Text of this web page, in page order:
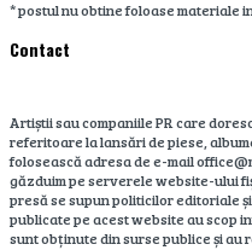
* postul nu obtine foloase materiale
Contact
Artiștii sau companiile PR care
referitoare la lansări de piese,
folosească adresa de e-mail
găzduim pe serverele website-ului
presă se supun politicilor editoriale
publicate pe acest website au scop
sunt obținute din surse publice și au